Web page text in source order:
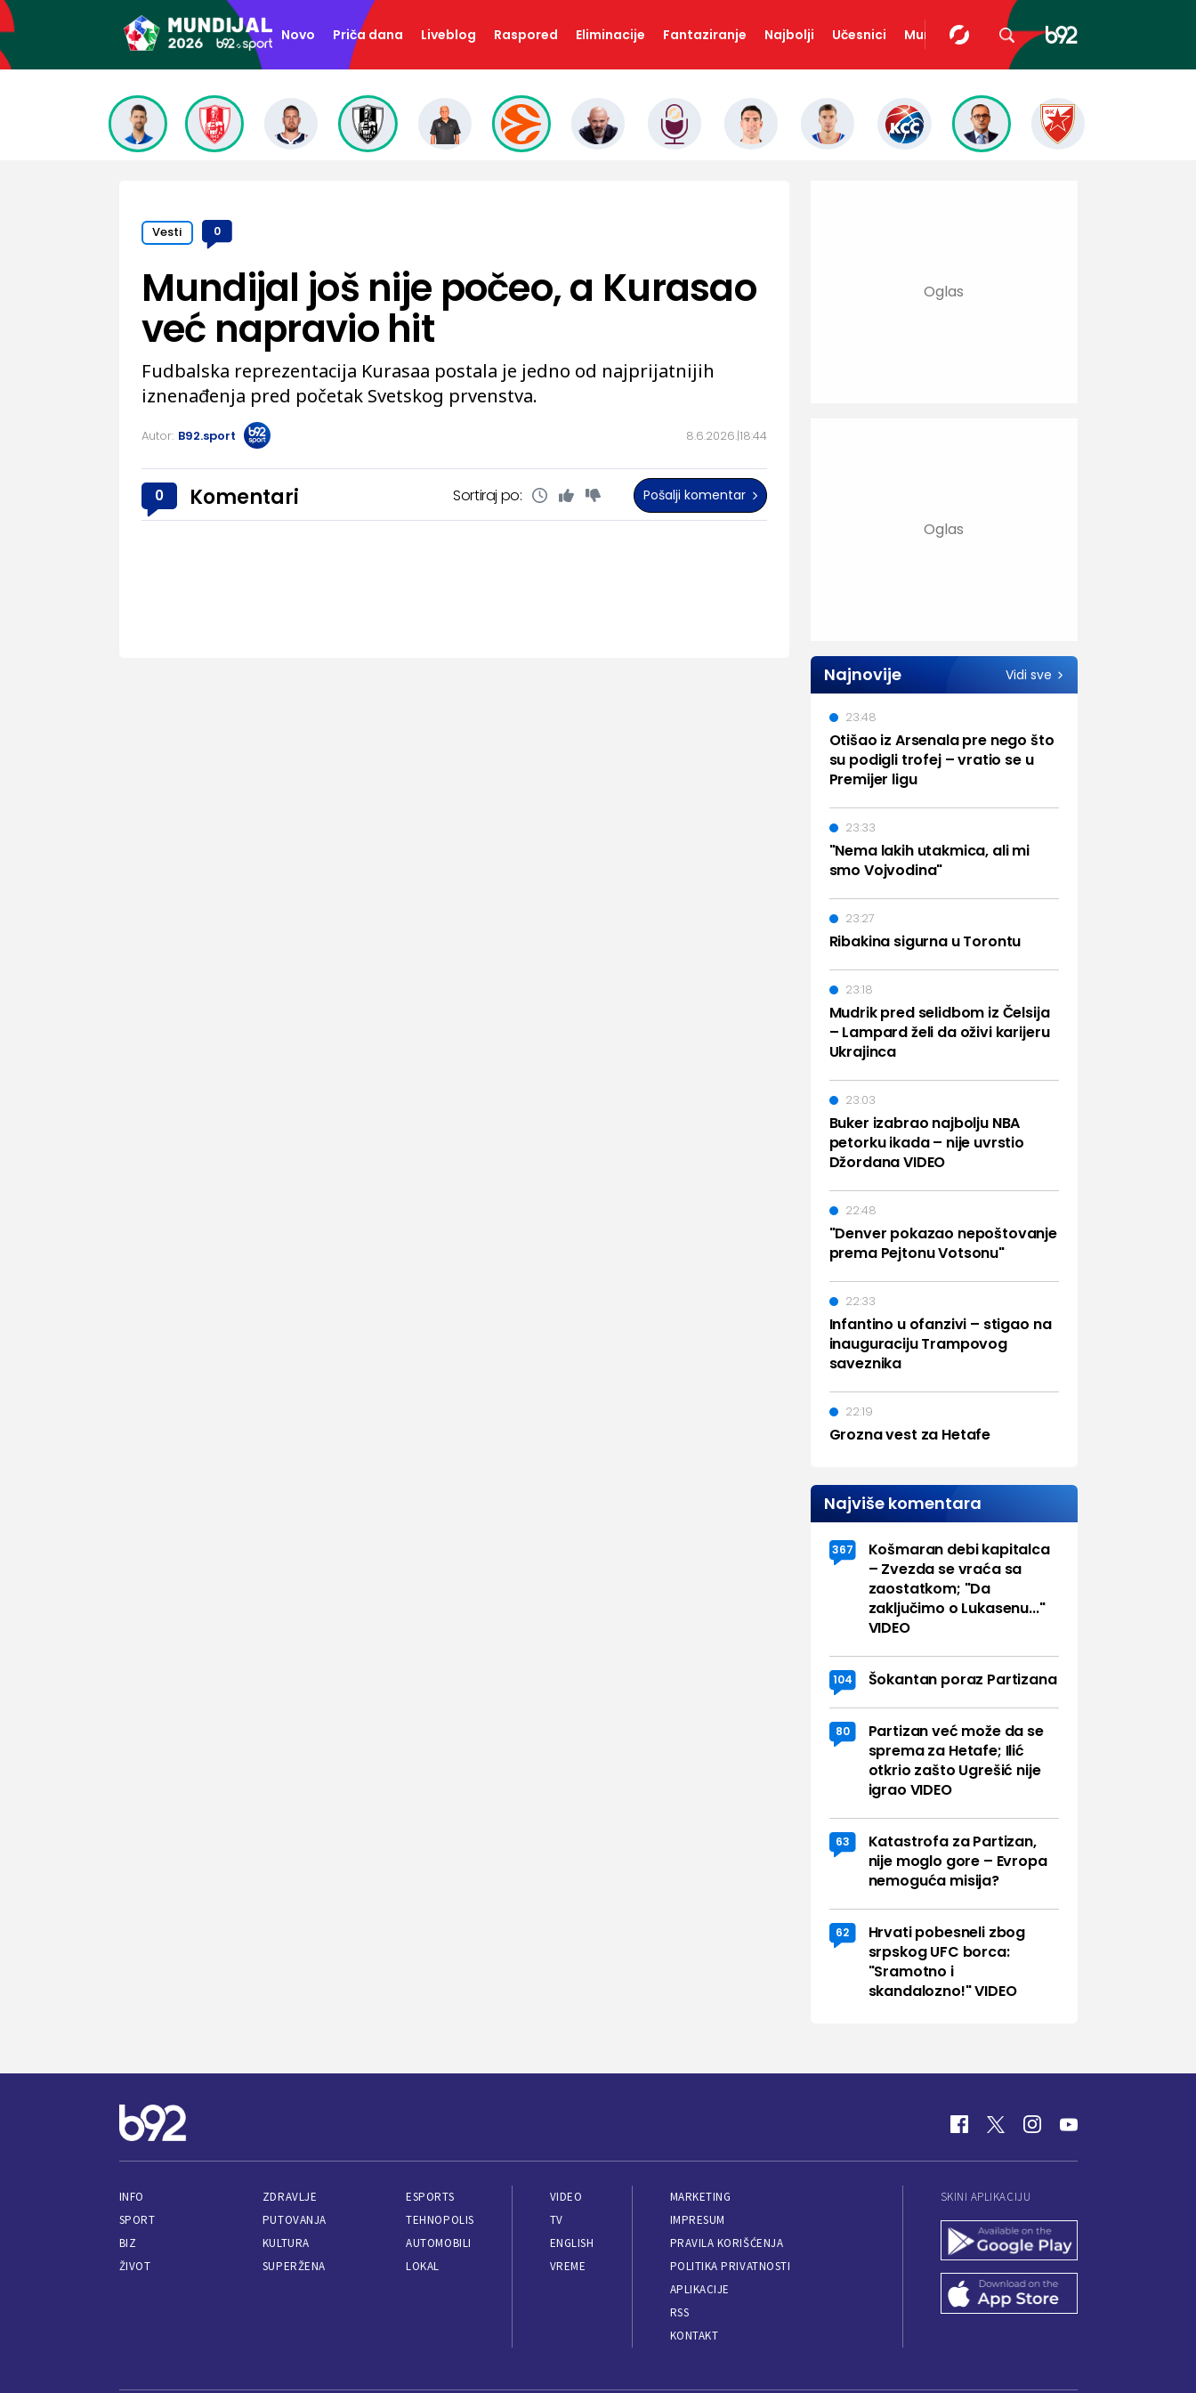
Novo Priča dana Liveblog Raspored Eliminacije Fantaziranje Najbolji Učesnici Mundopedija
Vesti 0
8.6.2026. 18:44
Mundijal još nije počeo, a Kurasao
već napravio hit
Fudbalska reprezentacija Kurasaa postala je jedno od najprijatnijih
iznenađenja pred početak Svetskog prvenstva.
Autor: B92.sport
0 Komentari Sortiraj po: Pošalji komentar
Najnovije Vidi sve
Otišao iz Arsenala pre nego što
su podigli trofej – vratio se u
Premijer ligu
23:48
"Nema lakih utakmica, ali mi
smo Vojvodina"
23:33
Ribakina sigurna u Torontu
23:27
Mudrik pred selidbom iz Čelsija
– Lampard želi da oživi karijeru
Ukrajinca
23:18
Buker izabrao najbolju NBA
petorku ikada – nije uvrstio
Džordana VIDEO
23:03
"Denver pokazao nepoštovanje
prema Pejtonu Votsonu"
22:48
Infantino u ofanzivi – stigao na
inauguraciju Trampovog
saveznika
22:33
Grozna vest za Hetafe
22:19
Najviše komentara
367
Košmaran debi kapitalca
– Zvezda se vraća sa
zaostatkom; "Da
zaključimo o Lukasenu..."
VIDEO
104 Šokantan poraz Partizana
80
Partizan već može da se
sprema za Hetafe; Ilić
otkrio zašto Ugrešić nije
igrao VIDEO
63
Katastrofa za Partizan,
nije moglo gore – Evropa
nemoguća misija?
62
Hrvati pobesneli zbog
srpskog UFC borca:
"Sramotno i
skandalozno!" VIDEO
INFO
SPORT
BIZ
ŽIVOT
ZDRAVLJE
PUTOVANJA
KULTURA
SUPERŽENA
ESPORTS
TEHNOPOLIS
AUTOMOBILI
LOKAL
VIDEO
TV
ENGLISH
VREME
MARKETING
IMPRESUM
PRAVILA KORIŠĆENJA
POLITIKA PRIVATNOSTI
APLIKACIJE
RSS
KONTAKT
SKINI APLIKACIJU